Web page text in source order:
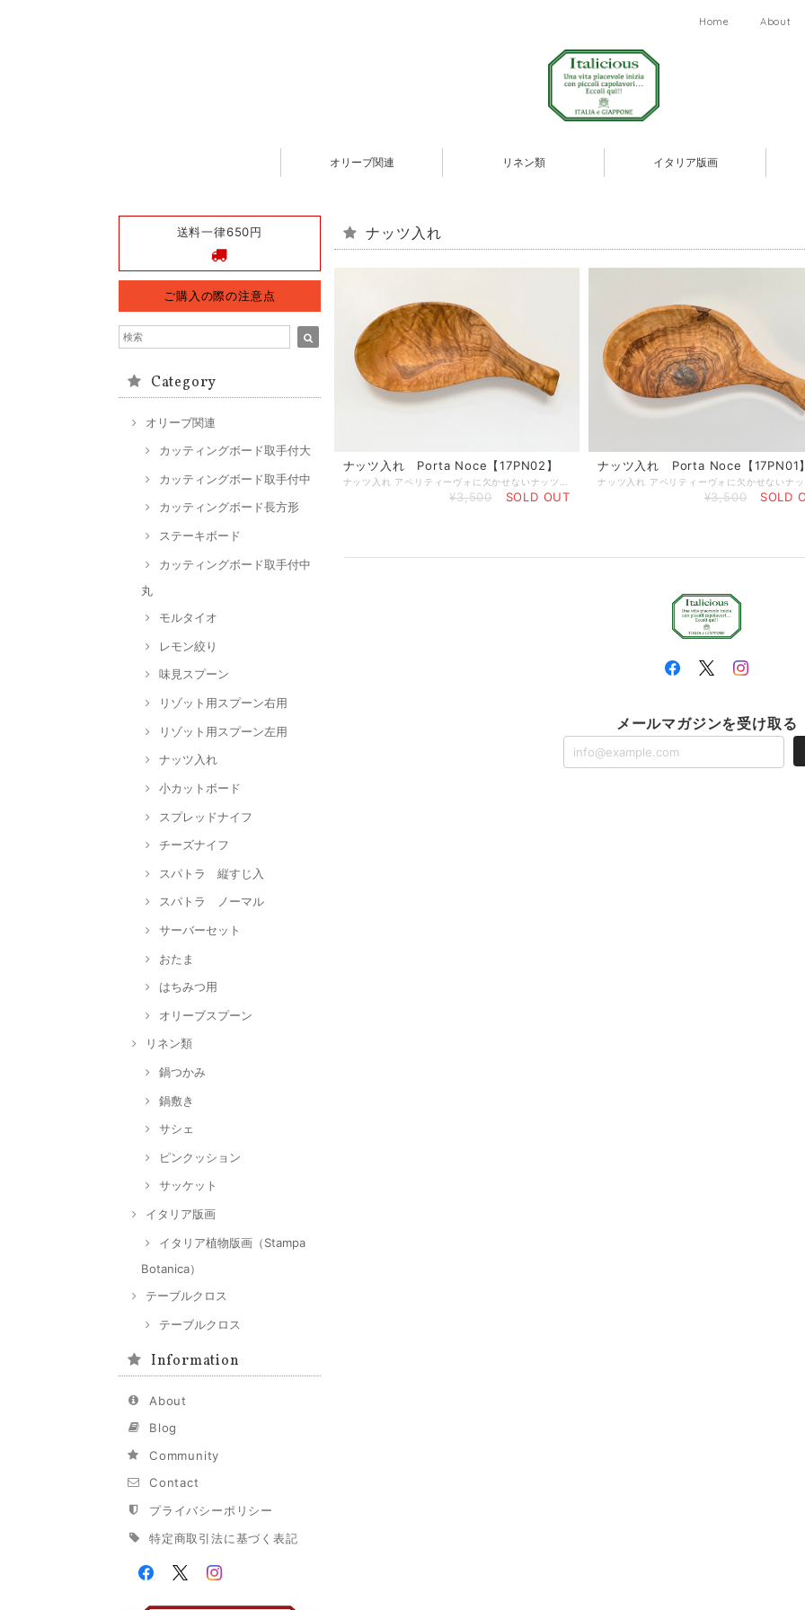
Home About
オリーブ関連 リネン類 イタリア版画
送料一律650円
ご購入の際の注意点
Category
オリーブ関連
カッティングボード取手付大
カッティングボード取手付中
カッティングボード長方形
ステーキボード
カッティングボード取手付中
丸
モルタイオ
レモン絞り
味見スプーン
リゾット用スプーン右用
リゾット用スプーン左用
ナッツ入れ
小カットボード
スプレッドナイフ
チーズナイフ
スパトラ 縦すじ入
スパトラ ノーマル
サーバーセット
おたま
はちみつ用
オリーブスプーン
リネン類
鍋つかみ
鍋敷き
サシェ
ピンクッション
サッケット
イタリア版画
イタリア植物版画（Stampa
Botanica）
テーブルクロス
テーブルクロス
Information
About
Blog
Community
Contact
プライバシーポリシー
特定商取引法に基づく表記
ナッツ入れ
ナッツ入れ Porta Noce【17PN02】
¥3,500 SOLD OUT
ナッツ入れ Porta Noce【17PN01】
¥3,500 SOLD
メールマガジンを受け取る